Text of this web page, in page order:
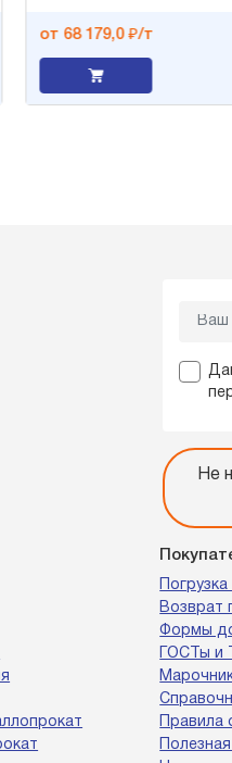
от 68 179,0 ₽/т
Возврат
Формы
ГОСТы и
Правила
Не